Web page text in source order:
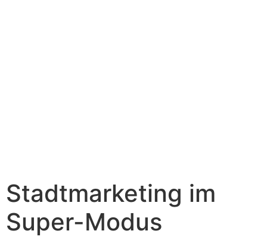
Stadtmarketing im
Super-Modus